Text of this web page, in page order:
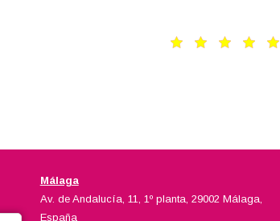
Málaga
Av. de Andalucía, 11, 1º planta, 29002 Málaga,
España